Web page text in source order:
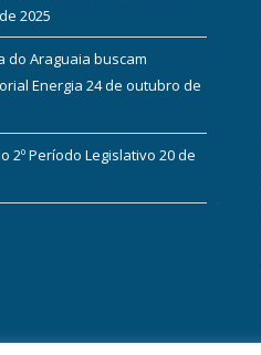
2025
do Araguaia buscam
Energia 24 de outubro de
2º Período Legislativo 20 de